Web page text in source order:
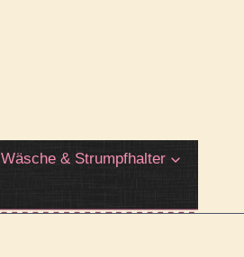
Wäsche & Strumpfhalter